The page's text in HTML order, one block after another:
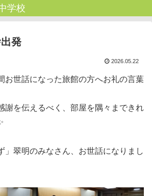
学校
発
2026.05.22
お世話になった旅館の方へお礼の言葉
謝を伝えるべく、部屋を隅々まできれ
」翠明のみなさん、お世話になりまし